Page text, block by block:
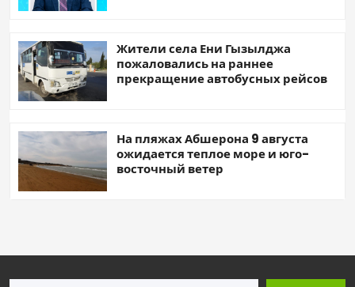
Жители села Ени Гызылджа
пожаловались на раннее
прекращение автобусных рейсов
На пляжах Абшерона 9 августа
ожидается теплое море и юго-
восточный ветер